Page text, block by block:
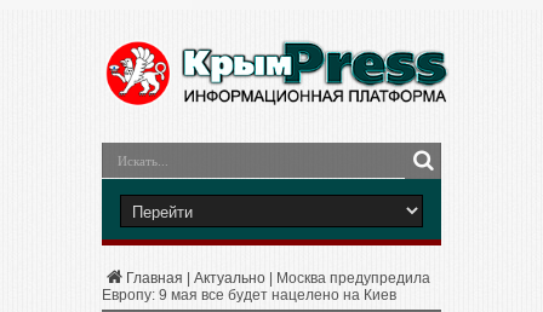
Главная Актуально
Москва предупредила
Европу: 9 мая все будет нацелено на Киев